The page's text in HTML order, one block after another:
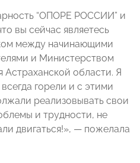
“ОПОРЕ РОССИИ” и
вы сейчас являетесь
между начинающими
и Министерством
Астраханской области. Я
горели и с этими
реализовывать свои
и трудности, не
двигаться!», — пожелала